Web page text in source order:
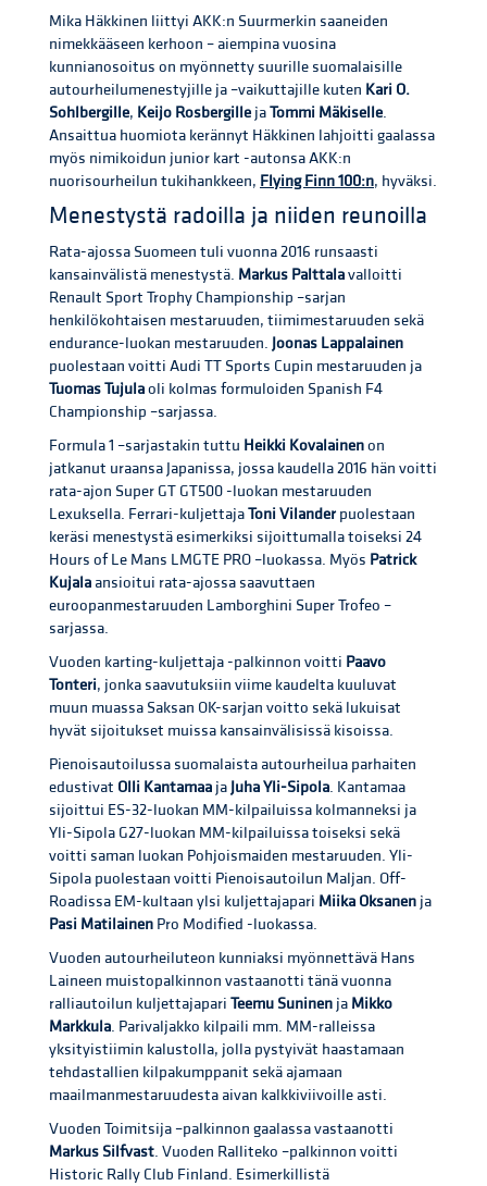
Mika Häkkinen liittyi AKK:n Suurmerkin saaneiden
nimekkääseen kerhoon – aiempina vuosina
kunnianosoitus on myönnetty suurille suomalaisille
autourheilumenestyjille ja –vaikuttajille kuten Kari O.
Sohlbergille, Keijo Rosbergille jaTommi Mäkiselle.
Ansaittua huomiota kerännyt Häkkinen lahjoitti gaalassa
myös nimikoidun junior kart -autonsa AKK:n
nuorisourheilun tukihankkeen, Flying Finn 100:n, hyväksi.
Menestystä radoilla ja niiden reunoilla
Rata-ajossa Suomeen tuli vuonna 2016 runsaasti
kansainvälistä menestystä. Markus Palttalavalloitti
Renault Sport Trophy Championship –sarjan
henkilökohtaisen mestaruuden, tiimimestaruuden sekä
endurance-luokan mestaruuden. Joonas Lappalainen
puolestaan voitti Audi TT Sports Cupin mestaruuden ja
Tuomas Tujulaoli kolmas formuloiden Spanish F4
Championship –sarjassa.
Formula 1 –sarjastakin tuttu Heikki Kovalainenon
jatkanut uraansa Japanissa, jossa kaudella 2016 hän voitti
rata-ajon Super GT GT500 -luokan mestaruuden
Lexuksella. Ferrari-kuljettajaToni Vilanderpuolestaan
keräsi menestystä esimerkiksi sijoittumalla toiseksi 24
Hours of Le Mans LMGTE PRO –luokassa. Myös Patrick
Kujala ansioitui rata-ajossa saavuttaen
euroopanmestaruuden Lamborghini Super Trofeo –
sarjassa.
Vuoden karting-kuljettaja -palkinnon voitti Paavo
Tonteri, jonka saavutuksiin viime kaudelta kuuluvat
muun muassa Saksan OK-sarjan voitto sekä lukuisat
hyvät sijoitukset muissa kansainvälisissä kisoissa.
Pienoisautoilussa suomalaista autourheilua parhaiten
edustivat Olli Kantamaa jaJuha Yli-Sipola. Kantamaa
sijoittui ES-32-luokan MM-kilpailuissa kolmanneksi ja
Yli-Sipola G27-luokan MM-kilpailuissa toiseksi sekä
voitti saman luokan Pohjoismaiden mestaruuden. Yli-
Sipola puolestaan voitti Pienoisautoilun Maljan. Off-
Roadissa EM-kultaan ylsi kuljettajapari Miika Oksanen ja
Pasi Matilainen Pro Modified -luokassa.
Vuoden autourheiluteon kunniaksi myönnettävä Hans
Laineen muistopalkinnon vastaanotti tänä vuonna
ralliautoilun kuljettajapari Teemu Suninen ja Mikko
Markkula. Parivaljakko kilpaili mm. MM-ralleissa
yksityistiimin kalustolla, jolla pystyivät haastamaan
tehdastallien kilpakumppanit sekä ajamaan
maailmanmestaruudesta aivan kalkkiviivoille asti.
Vuoden Toimitsija –palkinnon gaalassa vastaanotti
Markus Silfvast. Vuoden Ralliteko –palkinnon voitti
Historic Rally Club Finland. Esimerkillistä